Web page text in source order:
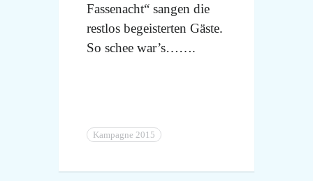
Fassenacht“ sangen die
restlos begeisterten Gäste.
So schee war’s…….
Kampagne 2015